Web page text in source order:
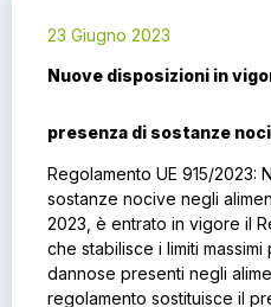
23 Giugno 2023
Nuove disposizioni in
presenza di sostanze
Regolamento UE 915/2023:
sostanze nocive negli
2023, è entrato in vigore il
che stabilisce i limiti
dannose presenti negli
regolamento sostituisce il